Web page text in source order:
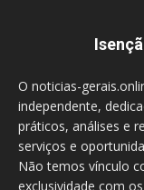
O noticias-
independente,
práticos, análises e
serviços e
Não temos vínculo
exclusividade com